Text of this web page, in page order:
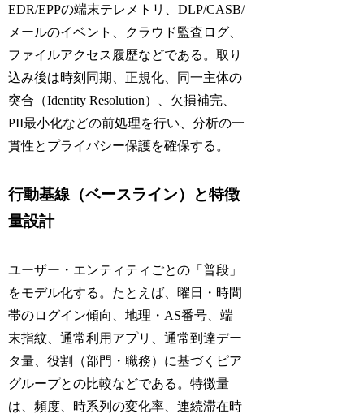
EDR/EPPの端末テレメトリ、DLP/CASB/
メールのイベント、クラウド監査ログ、
ファイルアクセス履歴などである。取り
込み後は時刻同期、正規化、同一主体の
突合（Identity Resolution）、欠損補完、
PII最小化などの前処理を行い、分析の一
貫性とプライバシー保護を確保する。
行動基線（ベースライン）と特徴
量設計
ユーザー・エンティティごとの「普段」
をモデル化する。たとえば、曜日・時間
帯のログイン傾向、地理・AS番号、端
末指紋、通常利用アプリ、通常到達デー
タ量、役割（部門・職務）に基づくピア
グループとの比較などである。特徴量
は、頻度、時系列の変化率、連続滞在時